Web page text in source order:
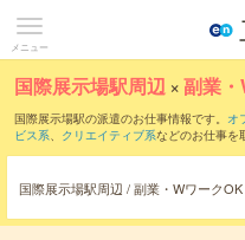
メニュー
国際展示場駅周辺 ×副業
国際展示場駅の派遣のお仕事情報です。 オ
ビス系、 クリエイティブ系などのお仕事を
国際展示場駅周辺 / 副業・WワークOK